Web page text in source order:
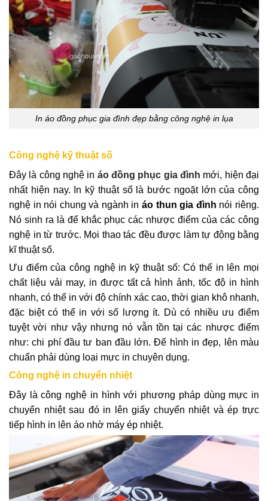
In áo đồng phục gia đình đẹp bằng công nghệ in lụa
Công nghệ kỹ thuật số
Đây là công nghệ in áo đồng phục gia đình mới, hiện đại
nhất hiện nay. In kỹ thuật số là bước ngoặt lớn của công
nghệ in nói chung và ngành ináo thun gia đình nói riêng.
Nó sinh ra là để khắc phục các nhược điểm của các công
nghệ in từ trước. Mọi thao tác đều được làm tự động bằng
kĩ thuật số.
Ưu điểm của công nghệ in kỹ thuật số: Có thể in lên mọi
chất liệu vải may, in được tất cả hình ảnh, tốc độ in hình
nhanh, có thể in với độ chính xác cao, thời gian khô nhanh,
đặc biệt có thể in với số lượng ít. Dù có nhiều ưu điểm
tuyệt vời như vậy nhưng nó vẫn tồn tại các nhược điểm
như: chi phí đầu tư ban đầu lớn. Để hình in đẹp, lên màu
chuẩn phải dùng loại mực in chuyên dụng.
Công nghệ in chuyển nhiệt
Đây là công nghệ in hình với phương pháp dùng mực in
chuyển nhiệt sau đó in lên giấy chuyển nhiệt và ép trực
tiếp hình in lên áo nhờ máy ép nhiệt.